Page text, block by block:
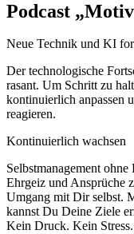
Podcast
Neue Technik und KI
Der technologische
rasant. Um Schritt zu
kontinuierlich anpassen
reagieren.
Kontinuierlich wachsen
Selbstmanagement
Ehrgeiz und Ansprüche
Umgang mit Dir selbst.
kannst Du Deine Ziele
Kein Druck. Kein Stress.